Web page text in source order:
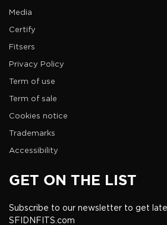
Media
Certify
Fitsers
Privacy Policy
Term of use
Term of sale
Cookies notice
Trademarks
Accessibility
GET ON THE LIST
Subscribe to our newsletter to get
SFIDNFITS.com